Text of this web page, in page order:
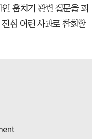
훔치기 관련 질문을 피
심 어린 사과로 참회할